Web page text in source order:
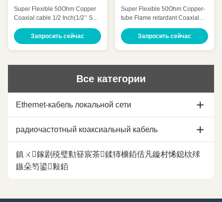
Super Flexible 50Ohm Copper
Coaxial cable 1/2 Inch(1/2’’ SF)
HCAHY-50-9 Quick Detail: Low
Attenuation Low VSWR, High
expansion High power rating
Customized Cable Description:
Запросить сейчас
7/8 ома супер гибкий
Super Flexible 50Ohm Copper-
tube Flame retardant Coaxial
cable 7/8 Inch(7/8″SF
Retardant) HHTAYZ-50-21
Quick Detail: Low Attenuation
Excellent Mechanical
transmissio...
Запросить сейчас
Все категории
Ethernet-кабель локальной сети
Кабель ethernet Cat5e
кабель ethernet cat6
Кабель ethernet Cat7
радиочастотный коаксиальный кабель
коаксиальный кабель 1/2
Коаксиальный кабель
鎮ㄨ鎵剧殑璧勬簮宸茶鍒犻櫎銆佸凡鏇村悕鎴栨殏
鏃朵笉鍙敤銆